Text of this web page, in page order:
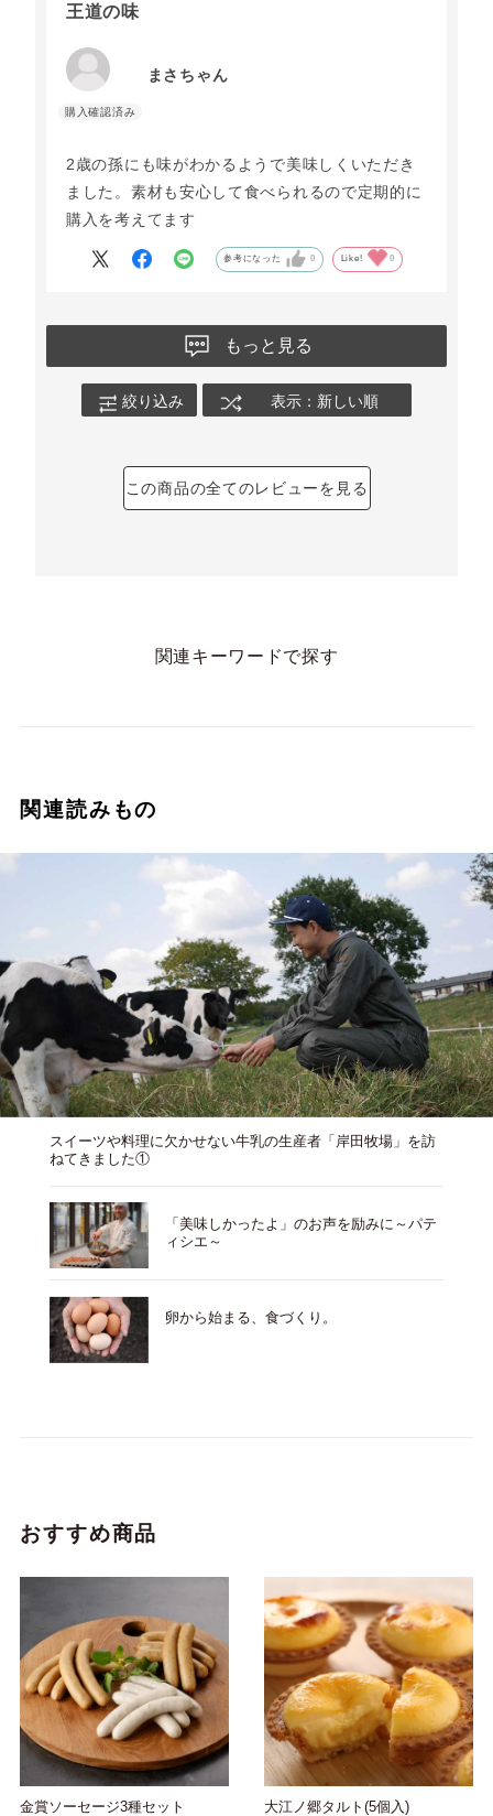
王道の味
まさちゃん
2歳の孫にも味がわかるようで美味しくいただき
ました。素材も安心して食べられるので定期的に
購入を考えてます
参考になった 0 Like! 0
もっと見る
絞り込み 表示：新しい順
この商品の全てのレビューを見る
関連キーワードで探す
関連読みもの
スイーツや料理に欠かせない牛乳の生産者「岸田牧場」を訪
ねてきました①
「美味しかったよ」のお声を励みに～パテ
ィシエ～
卵から始まる、食づくり。
おすすめ商品
金賞ソーセージ3種セット 大江ノ郷タルト(5個入)